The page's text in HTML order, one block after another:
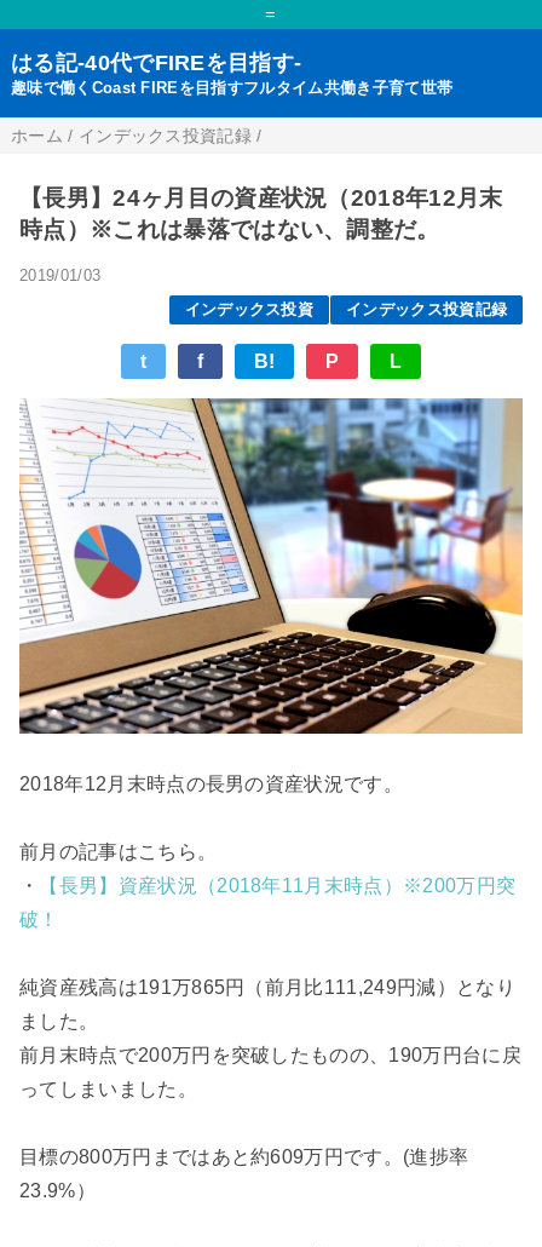
=
はる記-40代でFIREを目指す-
趣味で働くCoast FIREを目指すフルタイム共働き子育て世帯
ホーム / インデックス投資記録 /
【長男】24ヶ月目の資産状況（2018年12月末
時点）※これは暴落ではない、調整だ。
2019/01/03
インデックス投資
インデックス投資記録
t f B! P L
2018年12月末時点の長男の資産状況です。
前月の記事はこちら。
・
【長男】資産状況（2018年11月末時点）※200万円突
破！
純資産残高は191万865円（前月比111,249円減）となり
ました。
前月末時点で200万円を突破したものの、190万円台に戻
ってしまいました。
目標の800万円まではあと約609万円です。(進捗率
23.9%）